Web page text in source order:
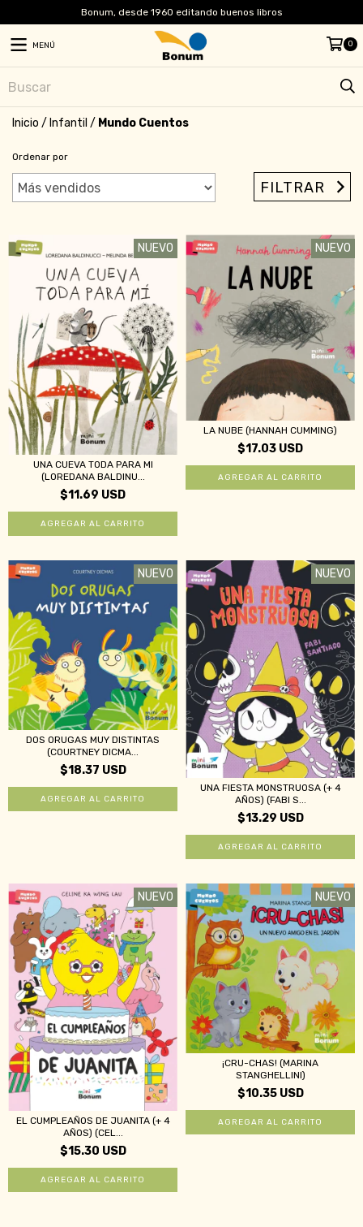
Bonum, desde 1960 editando buenos libros
MENÚ 0
Inicio / Infantil / Mundo Cuentos
Ordenar por
FILTRAR
NUEVO
UNA CUEVA TODA PARA MI
(LOREDANA BALDINU...
$11.69 USD
NUEVO
LA NUBE (HANNAH CUMMING)
$17.03 USD
NUEVO
DOS ORUGAS MUY DISTINTAS
(COURTNEY DICMA...
$18.37 USD
NUEVO
UNA FIESTA MONSTRUOSA (+ 4
AÑOS) (FABI S...
$13.29 USD
NUEVO
EL CUMPLEAÑOS DE JUANITA (+ 4
AÑOS) (CEL...
$15.30 USD
NUEVO
¡CRU-CHAS! (MARINA
STANGHELLINI)
$10.35 USD